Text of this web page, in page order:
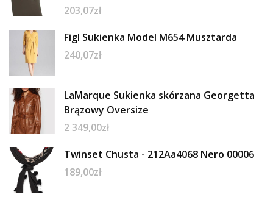
203,07zł
Figl Sukienka Model M654 Musztarda
240,07zł
LaMarque Sukienka skórzana Georgetta
Brązowy Oversize
2 349,00zł
Twinset Chusta - 212Aa4068 Nero 00006
189,00zł